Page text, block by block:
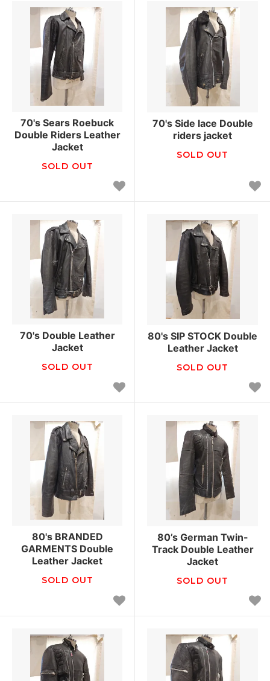
70's Sears Roebuck
Double Riders Leather
Jacket
SOLD OUT
70's Side lace Double
riders jacket
SOLD OUT
70's Double Leather
Jacket
SOLD OUT
80's SIP STOCK Double
Leather Jacket
SOLD OUT
80's BRANDED
GARMENTS Double
Leather Jacket
SOLD OUT
80’s German Twin-
Track Double Leather
Jacket
SOLD OUT